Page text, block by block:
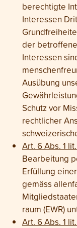
berechtigte
Interessen
der
Interessen
Ausübung
Schutz vor
recht­licher
Art. 6 Abs. 1
Bearbeitung
Erfüllung
gemäss
raum (EWR)
Art. 6 Abs. 1